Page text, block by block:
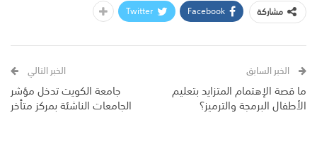
مشاركة
Facebook
Twitter
الخبر السابق
ما قصة الإهتمام المتزايد بتعليم
الأطفال البرمجة والترميز؟
الخبر التالي
جامعة الكويت تدخل مؤشر
الجامعات الناشئة بمركز متأخر